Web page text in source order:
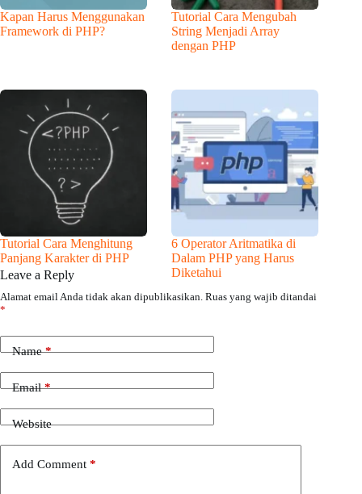
Kapan Harus Menggunakan
Framework di PHP?
Tutorial Cara Mengubah
String Menjadi Array
dengan PHP
Tutorial Cara Menghitung
Panjang Karakter di PHP
6 Operator Aritmatika di
Dalam PHP yang Harus
Diketahui
Leave a Reply
Alamat email Anda tidak akan dipublikasikan. Ruas yang wajib ditandai
*
Name*
Email*
Website
Add Comment *